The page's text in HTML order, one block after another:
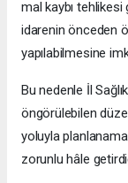
mal kaybı
idarenin önceden
yapılabilmesine
Bu nedenle İl
öngörülebilen
yoluyla
zorunlu hâle